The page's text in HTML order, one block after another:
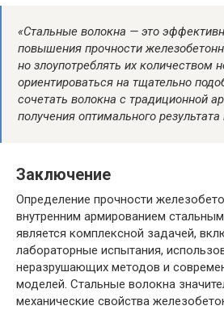
«Стальные волокна — это
повышения прочности
но злоупотреблять их количеством
ориентироваться на тщательно
сочетать волокна с традиционной
получения оптимального результата
Заключение
Определение прочности
внутренним армированием
является комплексной задачей,
лабораторные испытания,
неразрушающих методов и
моделей. Стальные волокна
механические свойства